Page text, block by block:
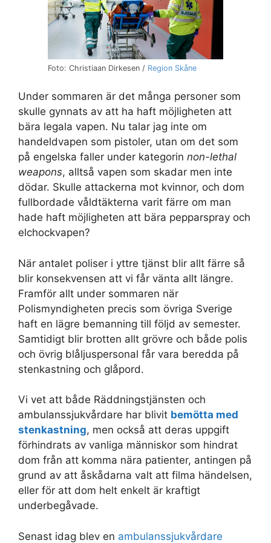
Foto: Christiaan Dirkesen / Region Skåne
Under sommaren är det många personer som
skulle gynnats av att ha haft möjligheten att
bära legala vapen. Nu talar jag inte om
handeldvapen som pistoler, utan om det som
på engelska faller under kategorin non-lethal
weapons, alltså vapen som skadar men inte
dödar. Skulle attackerna mot kvinnor, och dom
fullbordade våldtäkterna varit färre om man
hade haft möjligheten att bära pepparspray och
elchockvapen?
När antalet poliser i yttre tjänst blir allt färre så
blir konsekvensen att vi får vänta allt längre.
Framför allt under sommaren när
Polismyndigheten precis som övriga Sverige
haft en lägre bemanning till följd av semester.
Samtidigt blir brotten allt grövre och både polis
och övrig blåljuspersonal får vara beredda på
stenkastning och glåpord.
Vi vet att både Räddningstjänsten och
ambulanssjukvårdare har blivit bemötta med
stenkastning, men också att deras uppgift
förhindrats av vanliga människor som hindrat
dom från att komma nära patienter, antingen på
grund av att åskådarna valt att filma händelsen,
eller för att dom helt enkelt är kraftigt
underbegåvade.
Senast idag blev en ambulanssjukvårdare